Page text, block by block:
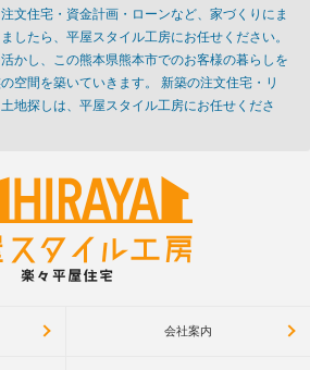
文住宅・資金計画・ローンなど、家づくりにま
したら、平屋スタイル工房にお任せください。
かし、この熊本県熊本市でのお客様の暮らしを
空間を築いていきます。 新築の注文住宅・リ
地探しは、平屋スタイル工房にお任せくださ
会社案内